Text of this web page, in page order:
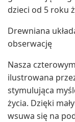
dzieci od 5 roku
Drewniana
obserwację
Nasza
ilustrowana
stymulująca
życia. Dzięki
wsuwa się na